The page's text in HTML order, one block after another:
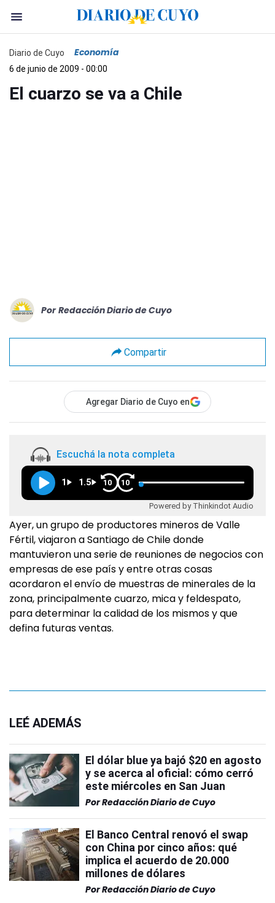
Diario de Cuyo Economía
6 de junio de 2009 - 00:00
El cuarzo se va a Chile
Por Redacción Diario de Cuyo
Compartir
Agregar Diario de Cuyo en
Escuchá la nota completa
1 1.5 10 10
Powered by Thinkindot Audio
Ayer, un grupo de productores mineros de Valle
Fértil, viajaron a Santiago de Chile donde
mantuvieron una serie de reuniones de negocios con
empresas de ese país y entre otras cosas
acordaron el envío de muestras de minerales de la
zona, principalmente cuarzo, mica y feldespato,
para determinar la calidad de los mismos y que
defina futuras ventas.
LEÉ ADEMÁS
El dólar blue ya bajó $20 en agosto
y se acerca al oficial: cómo cerró
este miércoles en San Juan
PorRedacción Diario de Cuyo
El Banco Central renovó el swap
con China por cinco años: qué
implica el acuerdo de 20.000
millones de dólares
PorRedacción Diario de Cuyo